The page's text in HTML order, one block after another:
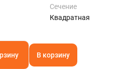
Сечение
Квадратная
В корзину